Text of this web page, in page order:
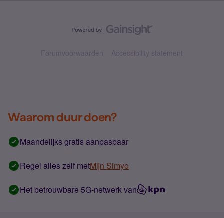
Forumvoorwaarden Accessibility statement
Waarom duur doen?
Maandelijks gratis aanpasbaar
Regel alles zelf metMijn Simyo
Het betrouwbare 5G-netwerk van